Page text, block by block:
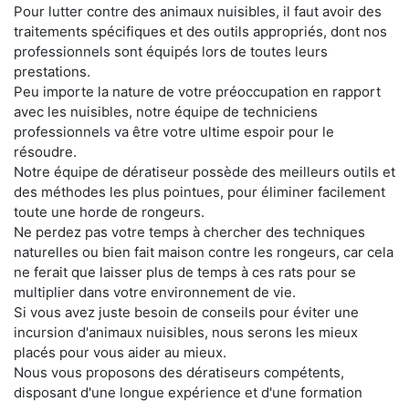
Pour lutter contre des animaux nuisibles, il faut avoir des
traitements spécifiques et des outils appropriés, dont nos
professionnels sont équipés lors de toutes leurs
prestations.
Peu importe la nature de votre préoccupation en rapport
avec les nuisibles, notre équipe de techniciens
professionnels va être votre ultime espoir pour le
résoudre.
Notre équipe de dératiseur possède des meilleurs outils et
des méthodes les plus pointues, pour éliminer facilement
toute une horde de rongeurs.
Ne perdez pas votre temps à chercher des techniques
naturelles ou bien fait maison contre les rongeurs, car cela
ne ferait que laisser plus de temps à ces rats pour se
multiplier dans votre environnement de vie.
Si vous avez juste besoin de conseils pour éviter une
incursion d'animaux nuisibles, nous serons les mieux
placés pour vous aider au mieux.
Nous vous proposons des dératiseurs compétents,
disposant d'une longue expérience et d'une formation